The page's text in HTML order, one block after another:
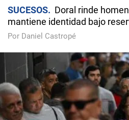
SUCESOS
Doral rinde
mantiene identidad bajo
Por Daniel Castropé